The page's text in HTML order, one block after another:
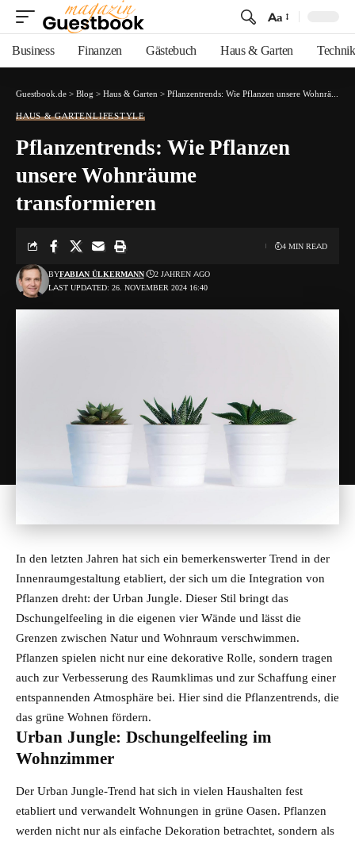
Font
Resizer
Aa
Business Finanzen Gästebuch Haus & Garten Technik
Guestbook.de > Blog > Haus & Garten > Pflanzentrends: Wie Pflanzen unsere Wohnräume transformieren
HAUS & GARTENLIFESTYLE
Pflanzentrends: Wie Pflanzen
unsere Wohnräume
transformieren
LAST UPDATED: 26. NOVEMBER 2024 16:40
BYFABIAN ÜLKERMANN 2 JAHREN AGO
4 MIN READ
In den letzten Jahren hat sich ein bemerkenswerter Trend in der
Innenraumgestaltung etabliert, der sich um die Integration von
Pflanzen dreht: der Urban Jungle. Dieser Stil bringt das
Dschungelfeeling in die eigenen vier Wände und lässt die
Grenzen zwischen Natur und Wohnraum verschwimmen.
Pflanzen spielen nicht nur eine dekorative Rolle, sondern tragen
auch zur Verbesserung des Raumklimas und zur Schaffung einer
entspannenden Atmosphäre bei. Hier sind die Pflanzentrends, die
das grüne Wohnen fördern.
Urban Jungle: Dschungelfeeling im
Wohnzimmer
Der Urban Jungle-Trend hat sich in vielen Haushalten fest
etabliert und verwandelt Wohnungen in grüne Oasen. Pflanzen
werden nicht nur als einfache Dekoration betrachtet, sondern als